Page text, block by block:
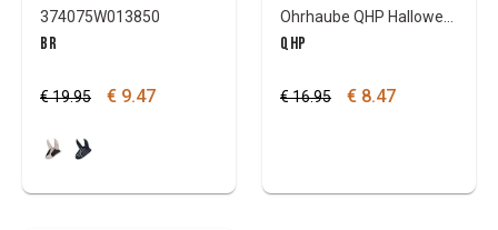
374075W013850
BR
€ 19.95 € 9.47
QHP
€ 16.95 € 8.47